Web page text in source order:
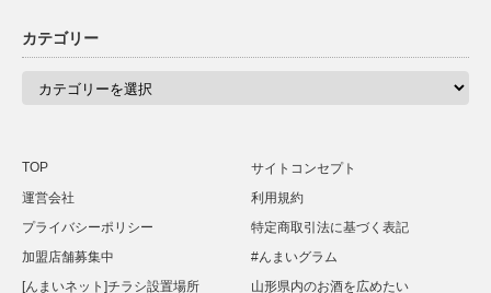
カテゴリー
TOP
サイトコンセプト
運営会社
利用規約
プライバシーポリシー
特定商取引法に基づく表記
加盟店舗募集中
#んまいグラム
[んまいネット]チラシ設置場所
山形県内のお酒を広めたい